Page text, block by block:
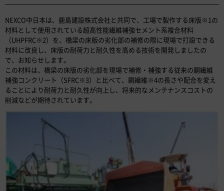
NEXCO中日本は、鹿島建設株式会社と共同で、工場で製作する床版※1の
材料として使用されている超高性能繊維補強セメント系複合材料
（UHPFRC※2）を、橋梁の床版の劣化部の補修の際に現場で打設できる
材料に改良し、床版の耐荷力と耐久性を高める技術を開発しましたの
で、お知らせします。
この材料は、橋梁の床版の劣化部を現場で補修・補強する従来の鋼繊維
補強コンクリート（SFRC※3）と比べて、鋼繊維※4の長さや配合を変え
ることにより耐荷力と耐久性が向上し、将来的なメンテナンスコストの
削減などが期待されています。